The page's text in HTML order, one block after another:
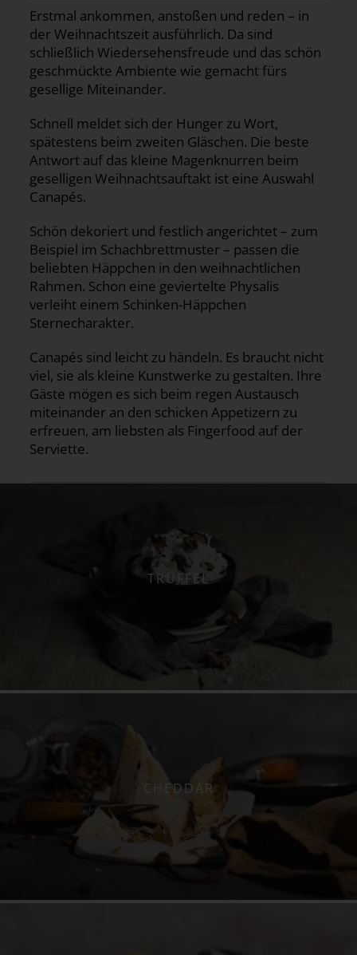
Erstmal ankommen, anstoßen und reden – in
der Weihnachtszeit ausführlich. Da sind
schließlich Wiedersehensfreude und das schön
geschmückte Ambiente wie gemacht fürs
gesellige Miteinander.
Schnell meldet sich der Hunger zu Wort,
spätestens beim zweiten Gläschen. Die beste
Antwort auf das kleine Magenknurren beim
geselligen Weihnachtsauftakt ist eine Auswahl
Canapés.
Schön dekoriert und festlich angerichtet – zum
Beispiel im Schachbrettmuster – passen die
beliebten Häppchen in den weihnachtlichen
Rahmen. Schon eine geviertelte Physalis
verleiht einem Schinken-Häppchen
Sternecharakter.
Canapés sind leicht zu händeln. Es braucht nicht
viel, sie als kleine Kunstwerke zu gestalten. Ihre
Gäste mögen es sich beim regen Austausch
miteinander an den schicken Appetizern zu
erfreuen, am liebsten als Fingerfood auf der
Serviette.
TRÜFFEL
CHEDDAR